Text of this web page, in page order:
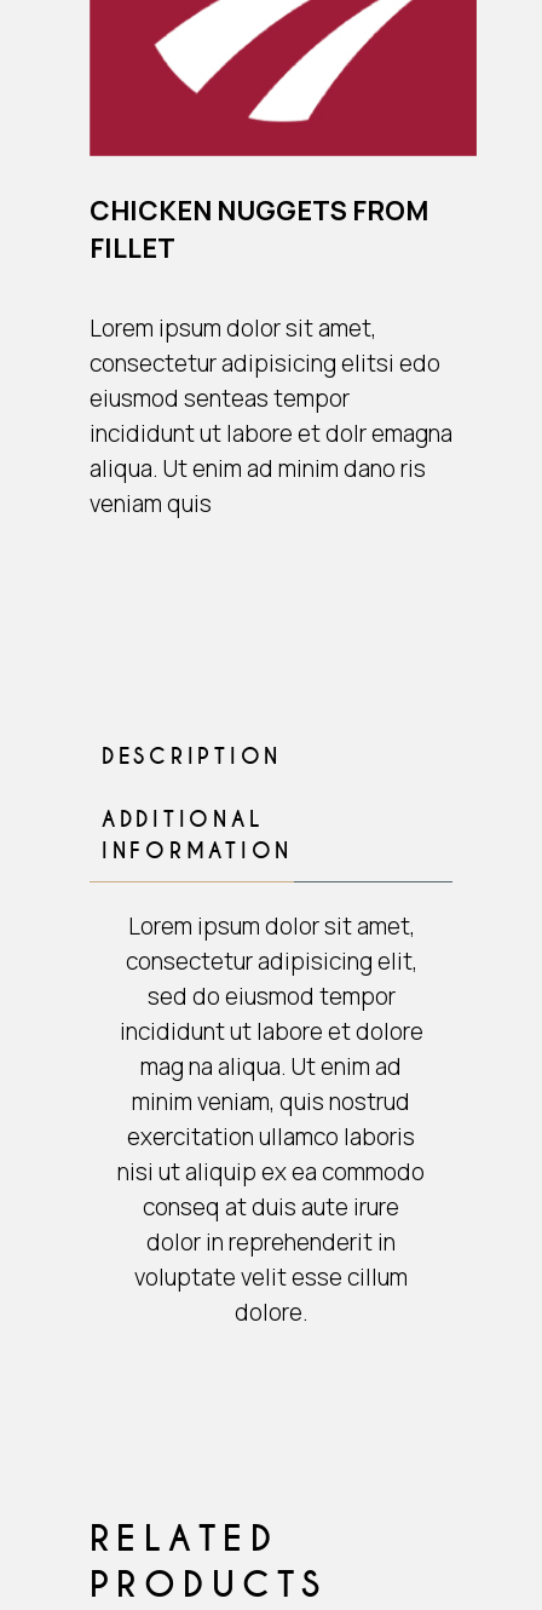
CHICKEN NUGGETS FROM
FILLET
Lorem ipsum dolor sit amet,
consectetur adipisicing elitsi edo
eiusmod senteas tempor
incididunt ut labore et dolr emagna
aliqua. Ut enim ad minim dano ris
veniam quis
DESCRIPTION
ADDITIONAL
INFORMATION
Lorem ipsum dolor sit amet,
consectetur adipisicing elit,
sed do eiusmod tempor
incididunt ut labore et dolore
mag na aliqua. Ut enim ad
minim veniam, quis nostrud
exercitation ullamco laboris
nisi ut aliquip ex ea commodo
conseq at duis aute irure
dolor in reprehenderit in
voluptate velit esse cillum
dolore.
RELATED
PRODUCTS